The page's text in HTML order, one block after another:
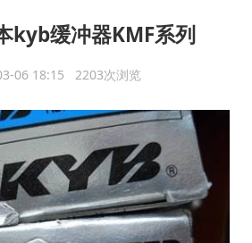
kyb缓冲器KMF系列
06 18:15 2203次浏览